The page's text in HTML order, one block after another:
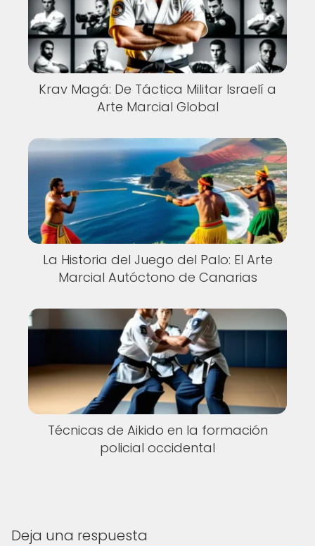
Krav Magá: De Táctica Militar Israelí a
Arte Marcial Global
La Historia del Juego del Palo: El Arte
Marcial Autóctono de Canarias
Técnicas de Aikido en la formación
policial occidental
Deja una respuesta